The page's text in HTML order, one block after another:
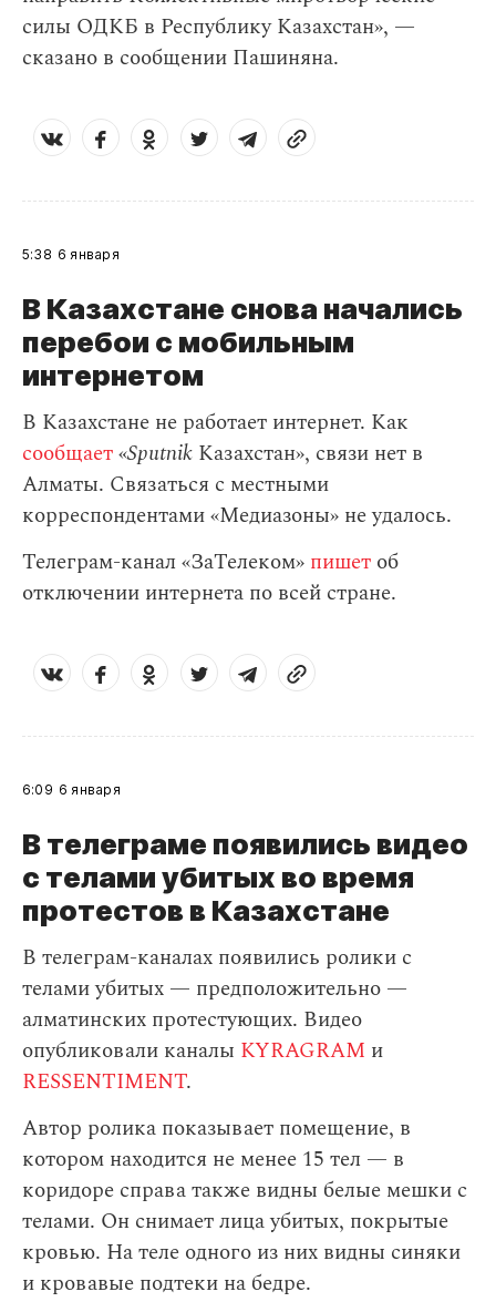
силы ОДКБ в Республику Казахстан», —
сказано в сообщении Пашиняна.
5:38 6 января
В Казахстане снова начались
перебои с мобильным
интернетом
В Казахстане не работает интернет. Как
сообщает«Sputnik Казахстан», связи нет в
Алматы. Связаться с местными
корреспондентами «Медиазоны» не удалось.
Телеграм-канал «ЗаТелеком» пишет об
отключении интернета по всей стране.
6:09 6 января
В телеграме появились видео
с телами убитых во время
протестов в Казахстане
В телеграм-каналах появились ролики с
телами убитых — предположительно —
алматинских протестующих. Видео
опубликовали каналы KYRAGRAM и
RESSENTIMENT.
Автор ролика показывает помещение, в
котором находится не менее 15 тел — в
коридоре справа также видны белые мешки с
телами. Он снимает лица убитых, покрытые
кровью. На теле одного из них видны синяки
и кровавые подтеки на бедре.